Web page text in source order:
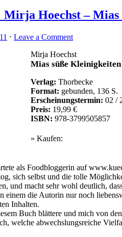
Mirja Hoechst –
⋅ Leave a Comment
Mirja Hoechst
Mias süße Kleinigkeiten
Verlag: Thorbecke
Format: gebunden, 136 S.
Erscheinungstermin: 02 /
Preis: 19,99 €
ISBN: 978-3799505857
» Kaufen:
als Foodbloggerin auf
sich selbst und die tolle
und macht sehr wohl deutlich,
einem die Autorin nur noch
Inhalten.
Buch blättere und mich von
welche abwechslungsreiche